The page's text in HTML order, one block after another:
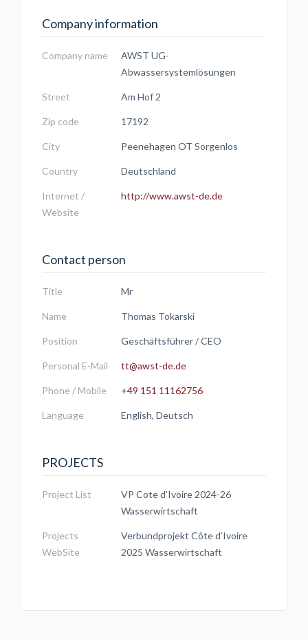
Company information
Company name
AWST UG-
Abwassersystemlösungen
Street Am Hof 2
Zip code 17192
City Peenehagen OT Sorgenlos
Country Deutschland
Internet /
Website
http://www.awst-de.de
Contact person
Title Mr
Name Thomas Tokarski
Position Geschäftsführer / CEO
Personal E-Mail tt@awst-de.de
Phone / Mobile +49 151 11162756
Language English, Deutsch
PROJECTS
Project List
VP Cote d'Ivoire 2024-26
Wasserwirtschaft
Projects
WebSite
Verbundprojekt Côte d’Ivoire
2025 Wasserwirtschaft